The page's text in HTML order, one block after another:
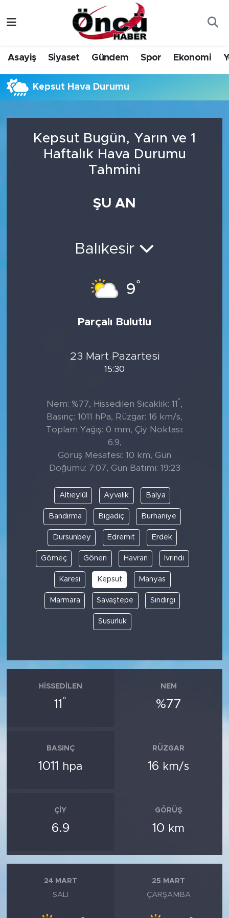
Asayiş Siyaset Gündem Spor Ekonomi
Kepsut Hava Durumu
Kepsut Bugün, Yarın ve 1
Haftalık Hava Durumu
Tahmini
ŞU AN
Balıkesir
9°
Parçalı Bulutlu
23 Mart Pazartesi
15:30
Nem: %77, Hissedilen Sıcaklık: 11 °,
Basınç: 1011 hPa, Rüzgar: 16 km/s,
Toplam Yağış: 0 mm, Çiy Noktası:
6.9,
Görüş Mesafesi: 10 km, Gün
Doğumu: 7:07, Gün Batımı: 19:23
Altıeylül Ayvalık Balya
Bandırma Bigadiç Burhaniye
Dursunbey Edremit Erdek
Gömeç Gönen Havran İvrindi
Karesi Kepsut Manyas
Marmara Savaştepe Sındırgı
Susurluk
HISSEDILEN
11 °
NEM
%77
BASINÇ
1011 hpa
RÜZGAR
16 km/s
ÇIY
6.9
GÖRÜŞ
10 km
24 MART
SALI
25 MART
ÇARŞAMBA
Gündem
Sağlık & Çevre
Spor
Siyaset
Düzce Nöbetçi Eczaneler
Düzce Hava Durumu
Düzce Namaz Vakitleri
Düzce Trafik Yoğunluk Haritası
Süper Lig Puan Durumu ve Fikstür
Tüm Manşetler